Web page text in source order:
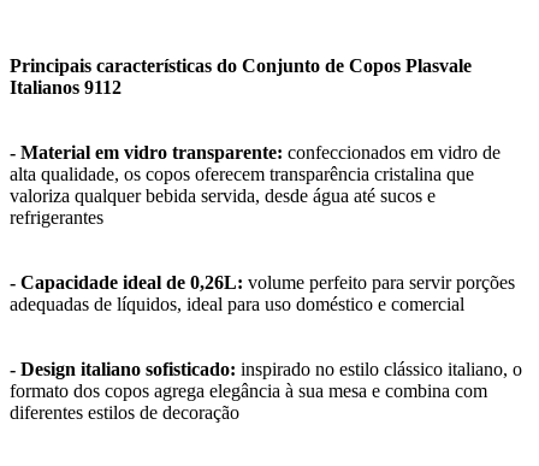
Principais características do Conjunto de Copos Plasvale
Italianos 9112
- Material em vidro transparente: confeccionados em vidro de
alta qualidade, os copos oferecem transparência cristalina que
valoriza qualquer bebida servida, desde água até sucos e
refrigerantes
- Capacidade ideal de 0,26L: volume perfeito para servir porções
adequadas de líquidos, ideal para uso doméstico e comercial
- Design italiano sofisticado: inspirado no estilo clássico italiano, o
formato dos copos agrega elegância à sua mesa e combina com
diferentes estilos de decoração